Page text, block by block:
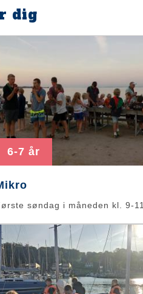
dig
6-7 år
søndag i måneden kl. 9-11